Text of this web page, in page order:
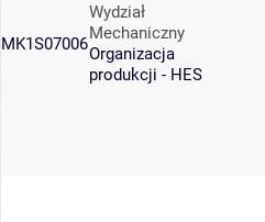
MK1S07006
Wydział
Mechaniczny
Organizacja
produkcji - HES